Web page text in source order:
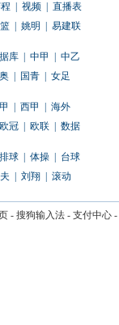
视频
直播表
姚明 易建联
库 中甲
中乙
国青 女足
西甲
海外
欧冠 欧联 数据
排球 体操
台球
刘翔 滚动
- 搜狗输入法- 支付中心-